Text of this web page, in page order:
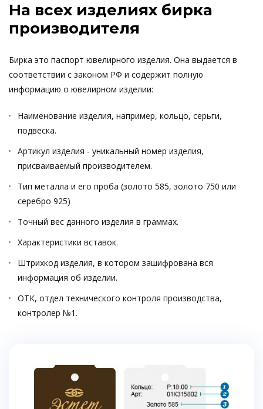
На всех изделиях бирка
производителя
Бирка это паспорт ювелирного изделия. Она выдается в
соответствии с законом РФ и содержит полную
информацию о ювелирном изделии:
Наименование изделия, например, кольцо, серьги,
подвеска.
Артикул изделия - уникальный номер изделия,
присваиваемый производителем.
Тип металла и его проба (золото 585, золото 750 или
серебро 925)
Точный вес данного изделия в граммах.
Характеристики вставок.
Штрихкод изделия, в котором зашифрована вся
информация об изделии.
ОТК, отдел технического контроля производства,
контролер №1.